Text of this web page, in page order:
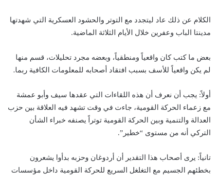
الكلام عن ذلك عاد ليتجدد مع التوتر والحشود العسكرية التي شهدتها
مدينتا الباب وعفرين خلال الأيام الثلاثة الماضية.
بعض ما كتب كان واقعياً ومنطقياً، وبعضه مجرد تحليلات، قسم منها
لم يكن واقعياً للأسف بسبب افتقاد أصحابه للمعلومات الكافية ربما.
أولاً: يجب أن نعرف أن هذه اللقاءات التي عقدها سيف وأبو عمشة
مع زعماء الحركة القومية، جاءت في وقت تشهد فيه العلاقة بين حزب
العدالة والتنمية وبين الحركة القومية توتراً يصنفه خبراء الشأن
التركي أنه من مستوى “خطير”.
تانياً: يرى أصحاب هذا التقدير أن أردوغان وحزبه بدأوا يشعرون
بخطئهم الجسيم مع التغلغل السريع للحركة القومية داخل مؤسسات